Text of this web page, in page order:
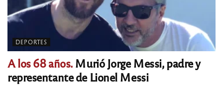
DEPORTES
A los 68 años.Murió Jorge Messi, padre y
representante de Lionel Messi